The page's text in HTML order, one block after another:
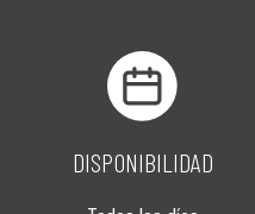
DISPONIBILIDAD